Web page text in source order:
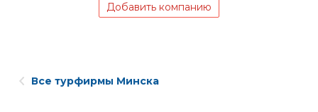
Добавить компанию
Все турфирмы Минска